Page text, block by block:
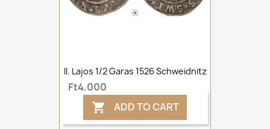
II. Lajos 1/2 Garas 1526 Schweidnitz
Ft4,000
 ADD TO CART